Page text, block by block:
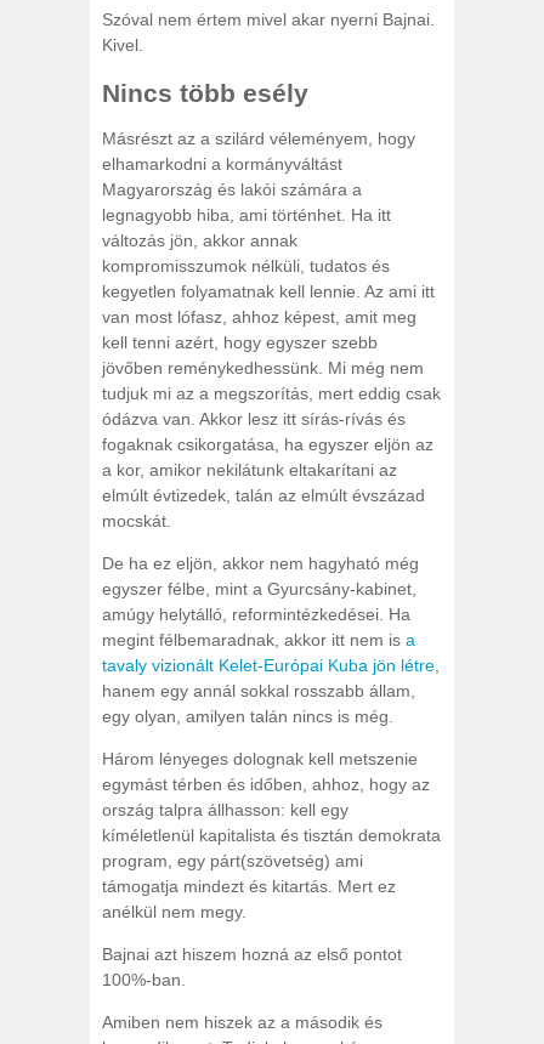
Szóval nem értem mivel akar nyerni Bajnai.
Kivel.
Nincs több esély
Másrészt az a szilárd véleményem, hogy
elhamarkodni a kormányváltást
Magyarország és lakói számára a
legnagyobb hiba, ami történhet. Ha itt
változás jön, akkor annak
kompromisszumok nélküli, tudatos és
kegyetlen folyamatnak kell lennie. Az ami itt
van most lófasz, ahhoz képest, amit meg
kell tenni azért, hogy egyszer szebb
jövőben reménykedhessünk. Mi még nem
tudjuk mi az a megszorítás, mert eddig csak
ódázva van. Akkor lesz itt sírás-rívás és
fogaknak csikorgatása, ha egyszer eljön az
a kor, amikor nekilátunk eltakarítani az
elmúlt évtizedek, talán az elmúlt évszázad
mocskát.
De ha ez eljön, akkor nem hagyható még
egyszer félbe, mint a Gyurcsány-kabinet,
amúgy helytálló, reformintézkedései. Ha
megint félbemaradnak, akkor itt nem is a
tavaly vizionált Kelet-Európai Kuba jön létre,
hanem egy annál sokkal rosszabb állam,
egy olyan, amilyen talán nincs is még.
Három lényeges dolognak kell metszenie
egymást térben és időben, ahhoz, hogy az
ország talpra állhasson: kell egy
kíméletlenül kapitalista és tisztán demokrata
program, egy párt(szövetség) ami
támogatja mindezt és kitartás. Mert ez
anélkül nem megy.
Bajnai azt hiszem hozná az első pontot
100%-ban.
Amiben nem hiszek az a második és